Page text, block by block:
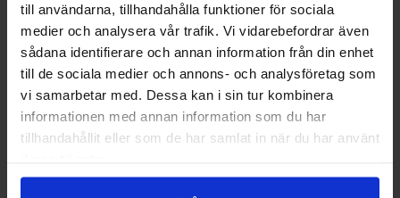
till användarna, tillhandahålla funktioner för sociala
medier och analysera vår trafik. Vi vidarebefordrar även
sådana identifierare och annan information från din enhet
till de sociala medier och annons- och analysföretag som
vi samarbetar med. Dessa kan i sin tur kombinera
informationen med annan information som du har
tillhandahållit eller som de har samlat in när du har använt
Enhet:
st
Köp
TPS28226DR SO-8
MOSFET Gate Driver 4A
Texas Instruments -
Art. nr
41015635
Lagervara, 29 st
14.50 SEK
Inklusive 25% moms
Enhet:
st